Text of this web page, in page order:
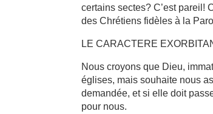
certains sectes? C’est pareil!
des Chrétiens fidèles à la
LE CARACTERE
Nous croyons que Dieu,
églises, mais souhaite nous
demandée, et si elle doit
pour nous.